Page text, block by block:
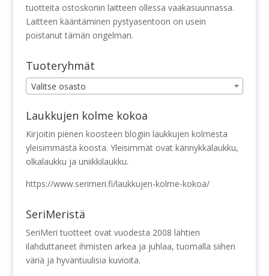
tuotteita ostoskoriin laitteen ollessa vaakasuunnassa.
Laitteen kääntäminen pystyasentoon on usein
poistanut tämän ongelman.
Tuoteryhmät
Valitse osasto
Laukkujen kolme kokoa
Kirjoitin pienen koosteen blogiin laukkujen kolmesta
yleisimmästä koosta. Yleisimmät ovat kännykkälaukku,
olkalaukku ja uniikkilaukku.
https://www.serimeri.fi/laukkujen-kolme-kokoa/
SeriMeristä
SeriMeri tuotteet ovat vuodesta 2008 lähtien
ilahduttaneet ihmisten arkea ja juhlaa, tuomalla siihen
väriä ja hyväntuulisia kuvioita.